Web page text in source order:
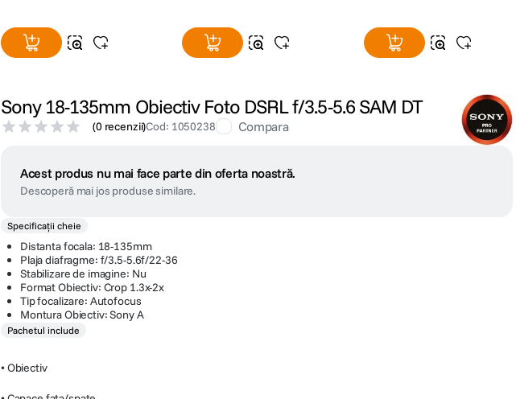
Sony 18-135mm Obiectiv Foto DSRL f/3.5-5.6 SAM DT
(0 recenzii)Cod: 1050238 Compara
Acest produs nu mai face parte din oferta noastră.
Descoperă mai jos produse similare.
Specificații cheie
Distanta focala: 18-135mm
Plaja diafragme: f/3.5-5.6f/22-36
Stabilizare de imagine: Nu
Format Obiectiv: Crop 1.3x-2x
Tip focalizare: Autofocus
Montura Obiectiv: Sony A
Pachetul include
• Obiectiv